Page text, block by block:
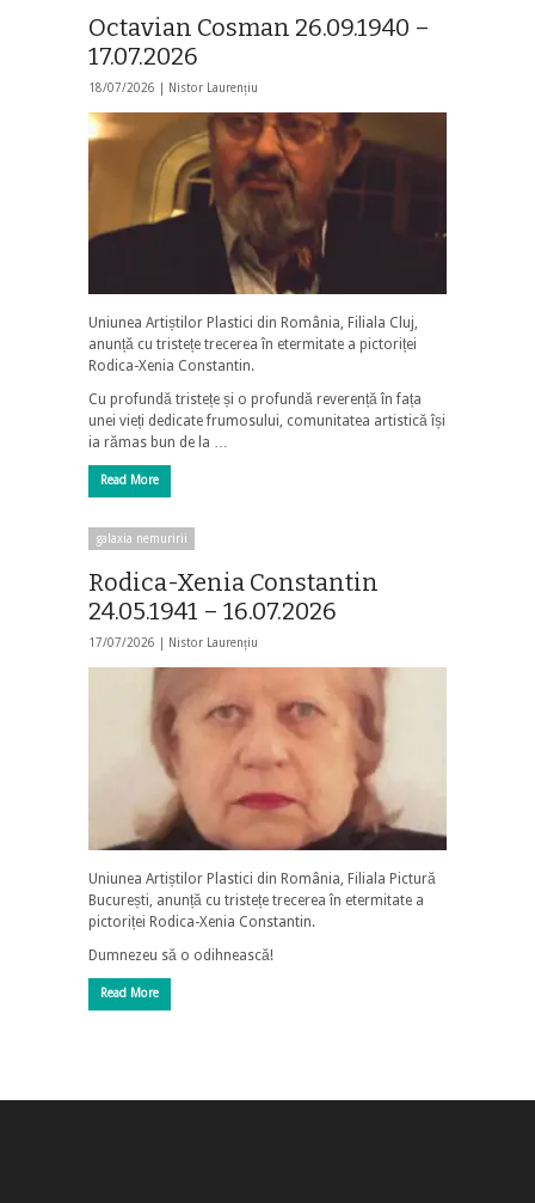
Octavian Cosman 26.09.1940 –
17.07.2026
18/07/2026 | Nistor Laurențiu
Uniunea Artiștilor Plastici din România, Filiala Cluj,
anunță cu tristețe trecerea în etermitate a pictoriței
Rodica-Xenia Constantin.
Cu profundă tristețe și o profundă reverență în fața
unei vieți dedicate frumosului, comunitatea artistică își
ia rămas bun de la …
Read More
galaxia nemuririi
Rodica-Xenia Constantin
24.05.1941 – 16.07.2026
17/07/2026 | Nistor Laurențiu
Uniunea Artiștilor Plastici din România, Filiala Pictură
București, anunță cu tristețe trecerea în etermitate a
pictoriței Rodica-Xenia Constantin.
Dumnezeu să o odihnească!
Read More